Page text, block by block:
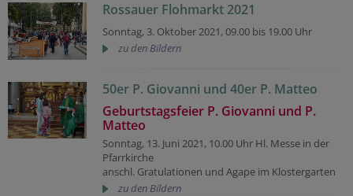
Rossauer Flohmarkt 2021
Sonntag, 3. Oktober 2021, 09.00 bis 19.00 Uhr
zu den Bildern
50er P. Giovanni und 40er P. Matteo
Geburtstagsfeier P. Giovanni und P.
Matteo
Sonntag, 13. Juni 2021, 10.00 Uhr Hl. Messe in der
Pfarrkirche
anschl. Gratulationen und Agape im Klostergarten
zu den Bildern